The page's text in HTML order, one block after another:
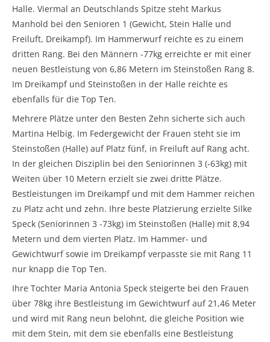
Halle. Viermal an Deutschlands Spitze steht Markus
Manhold bei den Senioren 1 (Gewicht, Stein Halle und
Freiluft, Dreikampf). Im Hammerwurf reichte es zu einem
dritten Rang. Bei den Männern -77kg erreichte er mit einer
neuen Bestleistung von 6,86 Metern im Steinstoßen Rang 8.
Im Dreikampf und Steinstoßen in der Halle reichte es
ebenfalls für die Top Ten.
Mehrere Plätze unter den Besten Zehn sicherte sich auch
Martina Helbig. Im Federgewicht der Frauen steht sie im
Steinstoßen (Halle) auf Platz fünf, in Freiluft auf Rang acht.
In der gleichen Disziplin bei den Seniorinnen 3 (-63kg) mit
Weiten über 10 Metern erzielt sie zwei dritte Plätze.
Bestleistungen im Dreikampf und mit dem Hammer reichen
zu Platz acht und zehn. Ihre beste Platzierung erzielte Silke
Speck (Seniorinnen 3 -73kg) im Steinstoßen (Halle) mit 8,94
Metern und dem vierten Platz. Im Hammer- und
Gewichtwurf sowie im Dreikampf verpasste sie mit Rang 11
nur knapp die Top Ten.
Ihre Tochter Maria Antonia Speck steigerte bei den Frauen
über 78kg ihre Bestleistung im Gewichtwurf auf 21,46 Meter
und wird mit Rang neun belohnt, die gleiche Position wie
mit dem Stein, mit dem sie ebenfalls eine Bestleistung